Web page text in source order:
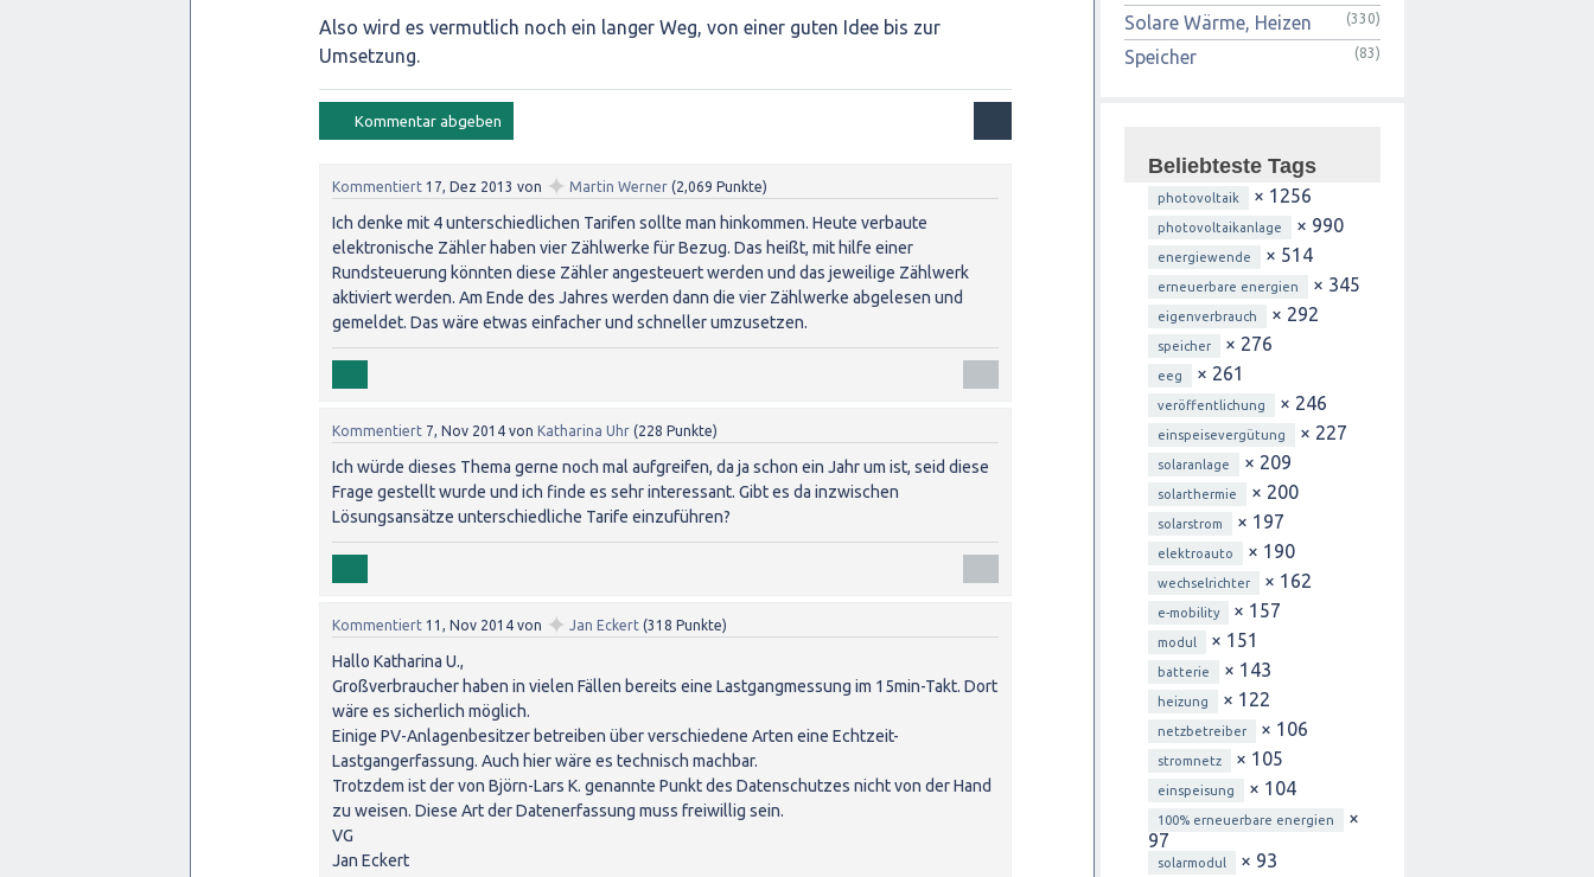
Also wird es vermutlich noch ein langer Weg, von einer guten Idee bis zur
Umsetzung.
Kommentiert 17, Dez 2013 von ✦ Martin Werner (2,069 Punkte)
Ich denke mit 4 unterschiedlichen Tarifen sollte man hinkommen. Heute verbaute
elektronische Zähler haben vier Zählwerke für Bezug. Das heißt, mit hilfe einer
Rundsteuerung könnten diese Zähler angesteuert werden und das jeweilige Zählwerk
aktiviert werden. Am Ende des Jahres werden dann die vier Zählwerke abgelesen und
gemeldet. Das wäre etwas einfacher und schneller umzusetzen.
Kommentiert 7, Nov 2014 von Katharina Uhr (228 Punkte)
Ich würde dieses Thema gerne noch mal aufgreifen, da ja schon ein Jahr um ist, seid diese
Frage gestellt wurde und ich finde es sehr interessant. Gibt es da inzwischen
Lösungsansätze unterschiedliche Tarife einzuführen?
Kommentiert 11, Nov 2014 von ✦ Jan Eckert (318 Punkte)
Hallo Katharina U.,
Großverbraucher haben in vielen Fällen bereits eine Lastgangmessung im 15min-Takt. Dort
wäre es sicherlich möglich.
Einige PV-Anlagenbesitzer betreiben über verschiedene Arten eine Echtzeit-
Lastgangerfassung. Auch hier wäre es technisch machbar.
Trotzdem ist der von Björn-Lars K. genannte Punkt des Datenschutzes nicht von der Hand
zu weisen. Diese Art der Datenerfassung muss freiwillig sein.
VG
Jan Eckert
Solare Wärme, Heizen (330)
Speicher (83)
Beliebteste Tags
photovoltaik × 1256
photovoltaikanlage × 990
energiewende × 514
erneuerbare energien × 345
eigenverbrauch × 292
speicher × 276
eeg × 261
veröffentlichung × 246
einspeisevergütung × 227
solaranlage × 209
solarthermie × 200
solarstrom × 197
elektroauto × 190
wechselrichter × 162
e-mobility × 157
modul × 151
batterie × 143
heizung × 122
netzbetreiber × 106
stromnetz × 105
einspeisung × 104
100% erneuerbare energien
×
97
solarmodul × 93